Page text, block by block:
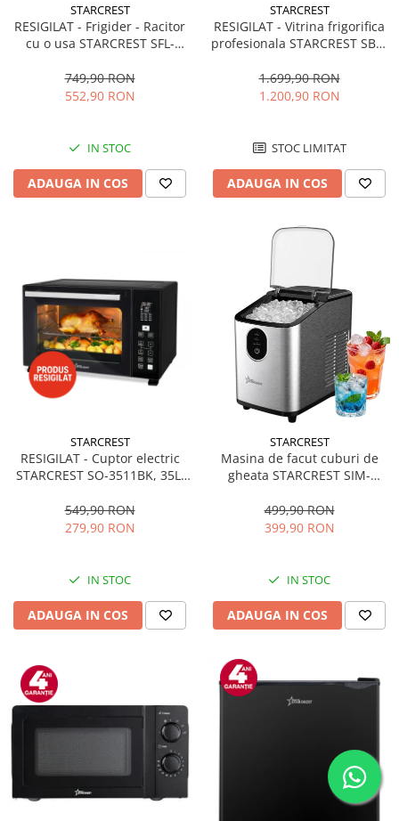
STARCREST
RESIGILAT - Frigider - Racitor
cu o usa STARCREST SFL-
92L, Iluminare interioara,H 83
cm, Alb
749,90 RON
552,90 RON
IN STOC
ADAUGA IN COS
STARCREST
RESIGILAT - Vitrina frigorifica
profesionala STARCREST SBC-
reglabil, Iluminare LED, H 104
cm, Negru
1.699,90 RON
1.200,90 RON
STOC LIMITAT
ADAUGA IN COS
STARCREST
RESIGILAT - Cuptor electric
STARCREST SO-3511BK, 35L,
Programe predefinite,
Interfata digitala, Negru
549,90 RON
279,90 RON
IN STOC
ADAUGA IN COS
STARCREST
Masina de facut cuburi de
gheata STARCREST SIM-
12Kg/24h, Cos gheata
detasabil, Rezervor apa 0.8 l,
499,90 RON
399,90 RON
IN STOC
ADAUGA IN COS